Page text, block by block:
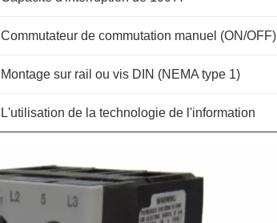
Commutateur de commutation manuel (ON/OFF)
Montage sur rail ou vis DIN (NEMA type 1)
L'utilisation de la technologie de l'information